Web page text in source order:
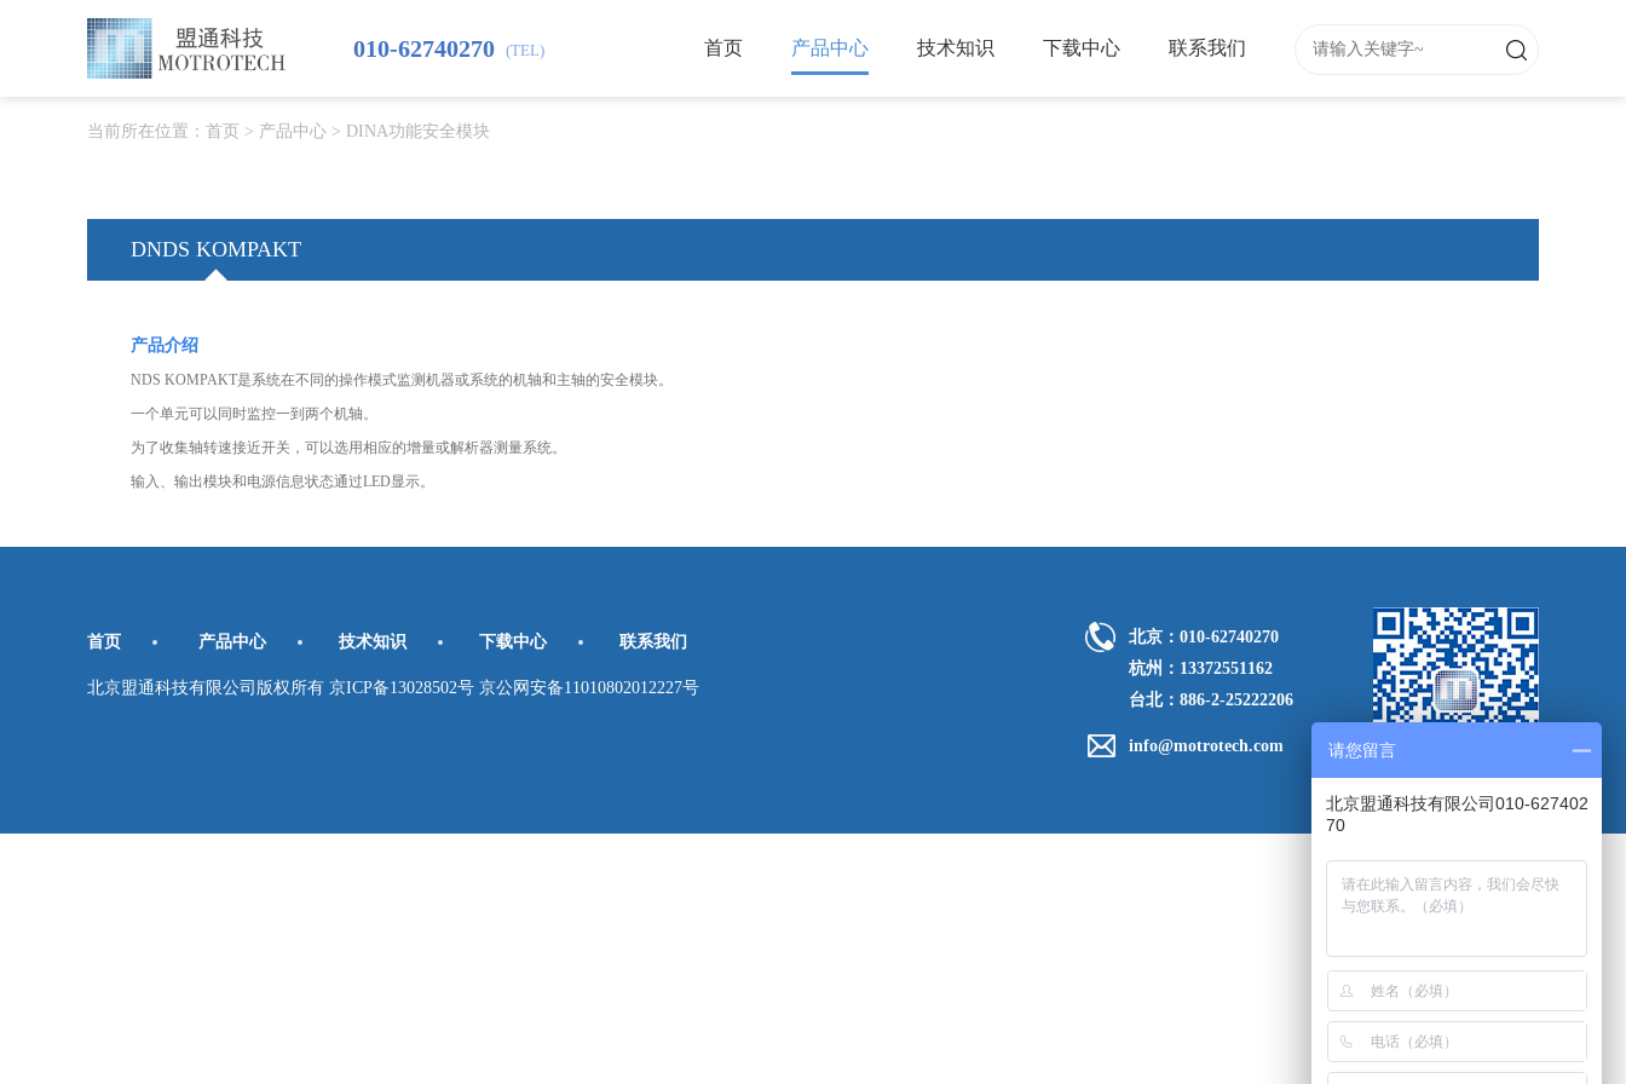
首页 产品中心 技术知识 下载中心 联系我们
010-62740270 (TEL)
当前所在位置： 首页 > 产品中心 > DINA功能安全模块
DNDS KOMPAKT
产品介绍
NDS KOMPAKT是系统在不同的操作模式监测机器或系统的机轴和主轴的安全模块。
一个单元可以同时监控一到两个机轴。
为了收集轴转速接近开关，可以选用相应的增量或解析器测量系统。
输入、输出模块和电源信息状态通过LED显示。
北京：010-62740270
杭州：13372551162
台北：886-2-25222206
info@motrotech.com
首页 产品中心 技术知识 下载中心 联系我们
北京盟通科技有限公司版权所有 京ICP备13028502号 京公网安备11010802012227号
请您留言
北京盟通科技有限公司010-627402
70